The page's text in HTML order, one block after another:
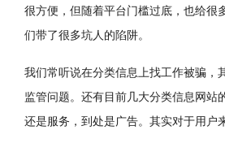
很方便，但随着平台门槛过底，也给很
们带了很多坑人的陷阱。
我们常听说在分类信息上找工作被骗，
监管问题。还有目前几大分类信息网站
还是服务，到处是广告。其实对于用户